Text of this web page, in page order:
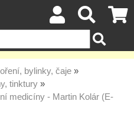
bylinky, čaje
tinktury
medicíny - Martin Kolár (E-